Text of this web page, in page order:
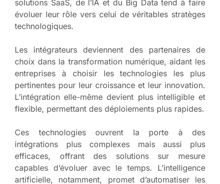
solutions SaaS, de l’IA et du Big Data tend à faire
évoluer leur rôle vers celui de véritables stratèges
technologiques.
Les intégrateurs deviennent des partenaires de
choix dans la transformation numérique, aidant les
entreprises à choisir les technologies les plus
pertinentes pour leur croissance et leur innovation.
L’intégration elle-même devient plus intelligible et
flexible, permettant des déploiements plus rapides.
Ces technologies ouvrent la porte à des
intégrations plus complexes mais aussi plus
efficaces, offrant des solutions sur mesure
capables d’évoluer avec le temps. L’intelligence
artificielle, notamment, promet d’automatiser les